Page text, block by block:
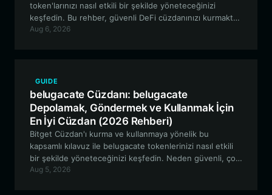
token'larınızı nasıl etkili bir şekilde yöneteceğinizi
keşfedin. Bu rehber, güvenli DeFi cüzdanınızı kurmaktan
RobinhoodApp ağındaki USDG ekosistemiyle etkileşime
Aug 6, 2026
GUIDE
belugacate Cüzdanı: belugacate
Depolamak, Göndermek ve Kullanmak İçin
En İyi Cüzdan (2026 Rehberi)
Bitget Cüzdan'ı kurma ve kullanmaya yönelik bu
kapsamlı kılavuz ile belugacate tokenlerinizi nasıl etkili
bir şekilde yöneteceğinizi keşfedin. Neden güvenli, çok
zincirli meme token yönetimi için en iyi tercih olduğunu
Aug 5, 2026